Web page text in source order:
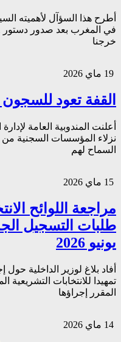
أطرح هذا السؤآل لأهميته
خرجنا
القفة تعود
أعلنت المندوبية العامة
نزلاء المؤسسات السجنية من
السماح لهم
مراجعة اللوائح
يونيو 2026
أفاد بلاغ لوزير الداخلية حول
تمهيدا للانتخابات
المقرر إجراؤها